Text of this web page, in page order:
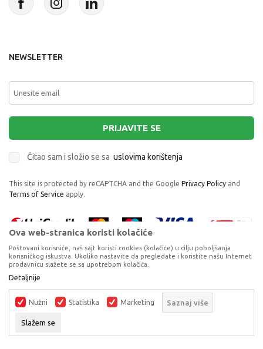
NEWSLETTER
PRIJAVITE SE
Čitao sam i složio se sa uslovima korištenja
This site is protected by reCAPTCHA and the Google Privacy Policy and
Terms of Service apply.
Proizvode na sajtu nastojimo da opišemo što je preciznije moguće, ali ne
možemo garantovati da su svi podaci i fotografije, navedeni u okrviru
proizvoda, u potpunosti kompletni i bez grešaka. Svi artikli prikazani na
sajtu su dio naše ponude, ali ne podrazumijeva da su dostupni u svakom
Ova web-stranica koristi kolačiće
Poštovani korisniče, naš sajt koristi cookies (kolačiće) u cilju poboljšanja
korisničkog iskustva. Ukoliko nastavite da pregledate i koristite našu Internet
prodavnicu slažete se sa upotrebom kolačića.
Detaljnije
Nužni Statistika Marketing Saznaj više
Slažem se